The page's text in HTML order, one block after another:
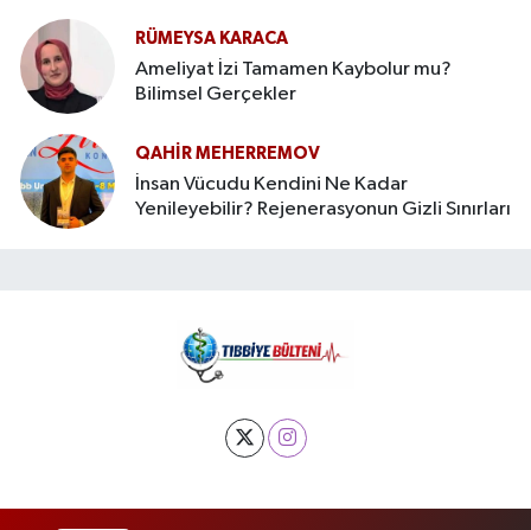
RÜMEYSA KARACA
Ameliyat İzi Tamamen Kaybolur mu?
Bilimsel Gerçekler
QAHIR MEHERREMOV
İnsan Vücudu Kendini Ne Kadar
Yenileyebilir? Rejenerasyonun Gizli Sınırları